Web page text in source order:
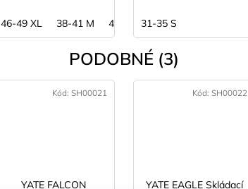
46-49 XL 38-41 M 42-45 L 34-37 S
31-35 S
PODOBNÉ (3)
YATE FALCON
Kód: SH00021
YATE EAGLE Skládací
Kód:SH00022